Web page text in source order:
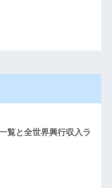
覧と全世界興行収入ラ